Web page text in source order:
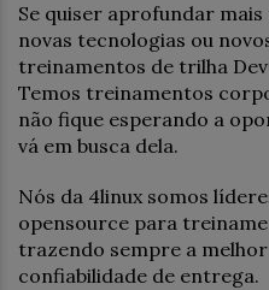
Se quiser aprofundar
novas tecnologias ou
treinamentos de trilha
Temos treinamentos
não fique esperando a
vá em busca dela.
Nós da 4linux somos
opensource para
trazendo sempre a
confiabilidade de entrega.